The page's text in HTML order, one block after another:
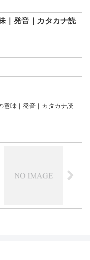
｜発音｜カタカナ読
意味｜発音｜カタカナ読